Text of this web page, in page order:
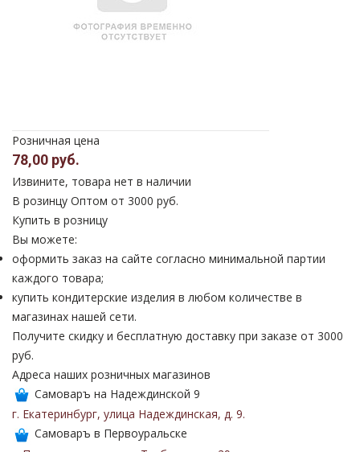
Розничная цена
78,00 руб.
Извините, товара нет в наличии
В розинцу Оптом от 3000 руб.
Купить в розницу
Вы можете:
оформить заказ на сайте согласно минимальной партии
каждого товара;
купить кондитерские изделия в любом количестве в
магазинах нашей сети.
Получите скидку и бесплатную доставку при заказе от 3000
руб.
Адреса наших розничных магазинов
Самоваръ на Надеждинской 9
г. Екатеринбург, улица Надеждинская, д. 9.
Самоваръ в Первоуральске